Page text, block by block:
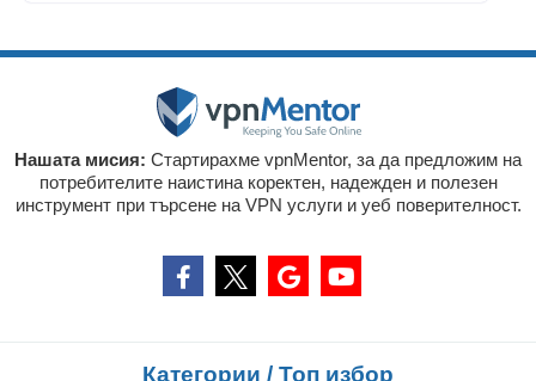
Нашата мисия: Стартирахме vpnMentor, за да предложим на
потребителите наистина коректен, надежден и полезен
инструмент при търсене на VPN услуги и уеб поверителност.
Категории / Топ избор